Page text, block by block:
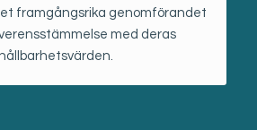
framgångsrika genomförandet
med deras
hållbarhetsvärden.